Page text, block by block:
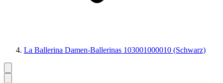
La Ballerina Damen-Ballerinas 103001000010 (Schwarz)